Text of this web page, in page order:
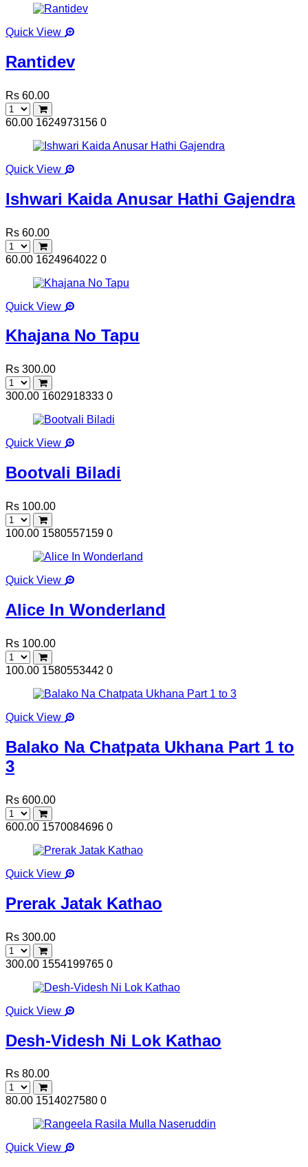
Quick View
Rantidev
Rs 60.00
60.00 1624973156 0
Quick View
Ishwari Kaida Anusar Hathi Gajendra
Rs 60.00
60.00 1624964022 0
Quick View
Khajana No Tapu
Rs 300.00
300.00 1602918333 0
Quick View
Bootvali Biladi
Rs 100.00
100.00 1580557159 0
Quick View
Alice In Wonderland
Rs 100.00
100.00 1580553442 0
Quick View
Balako Na Chatpata Ukhana Part 1 to
3
Rs 600.00
600.00 1570084696 0
Quick View
Prerak Jatak Kathao
Rs 300.00
300.00 1554199765 0
Quick View
Desh-Videsh Ni Lok Kathao
Rs 80.00
80.00 1514027580 0
Quick View